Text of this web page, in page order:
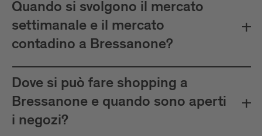
Quando si svolgono il mercato
settimanale e il mercato
contadino a Bressanone?
Dove si può fare shopping a
Bressanone e quando sono aperti
i negozi?